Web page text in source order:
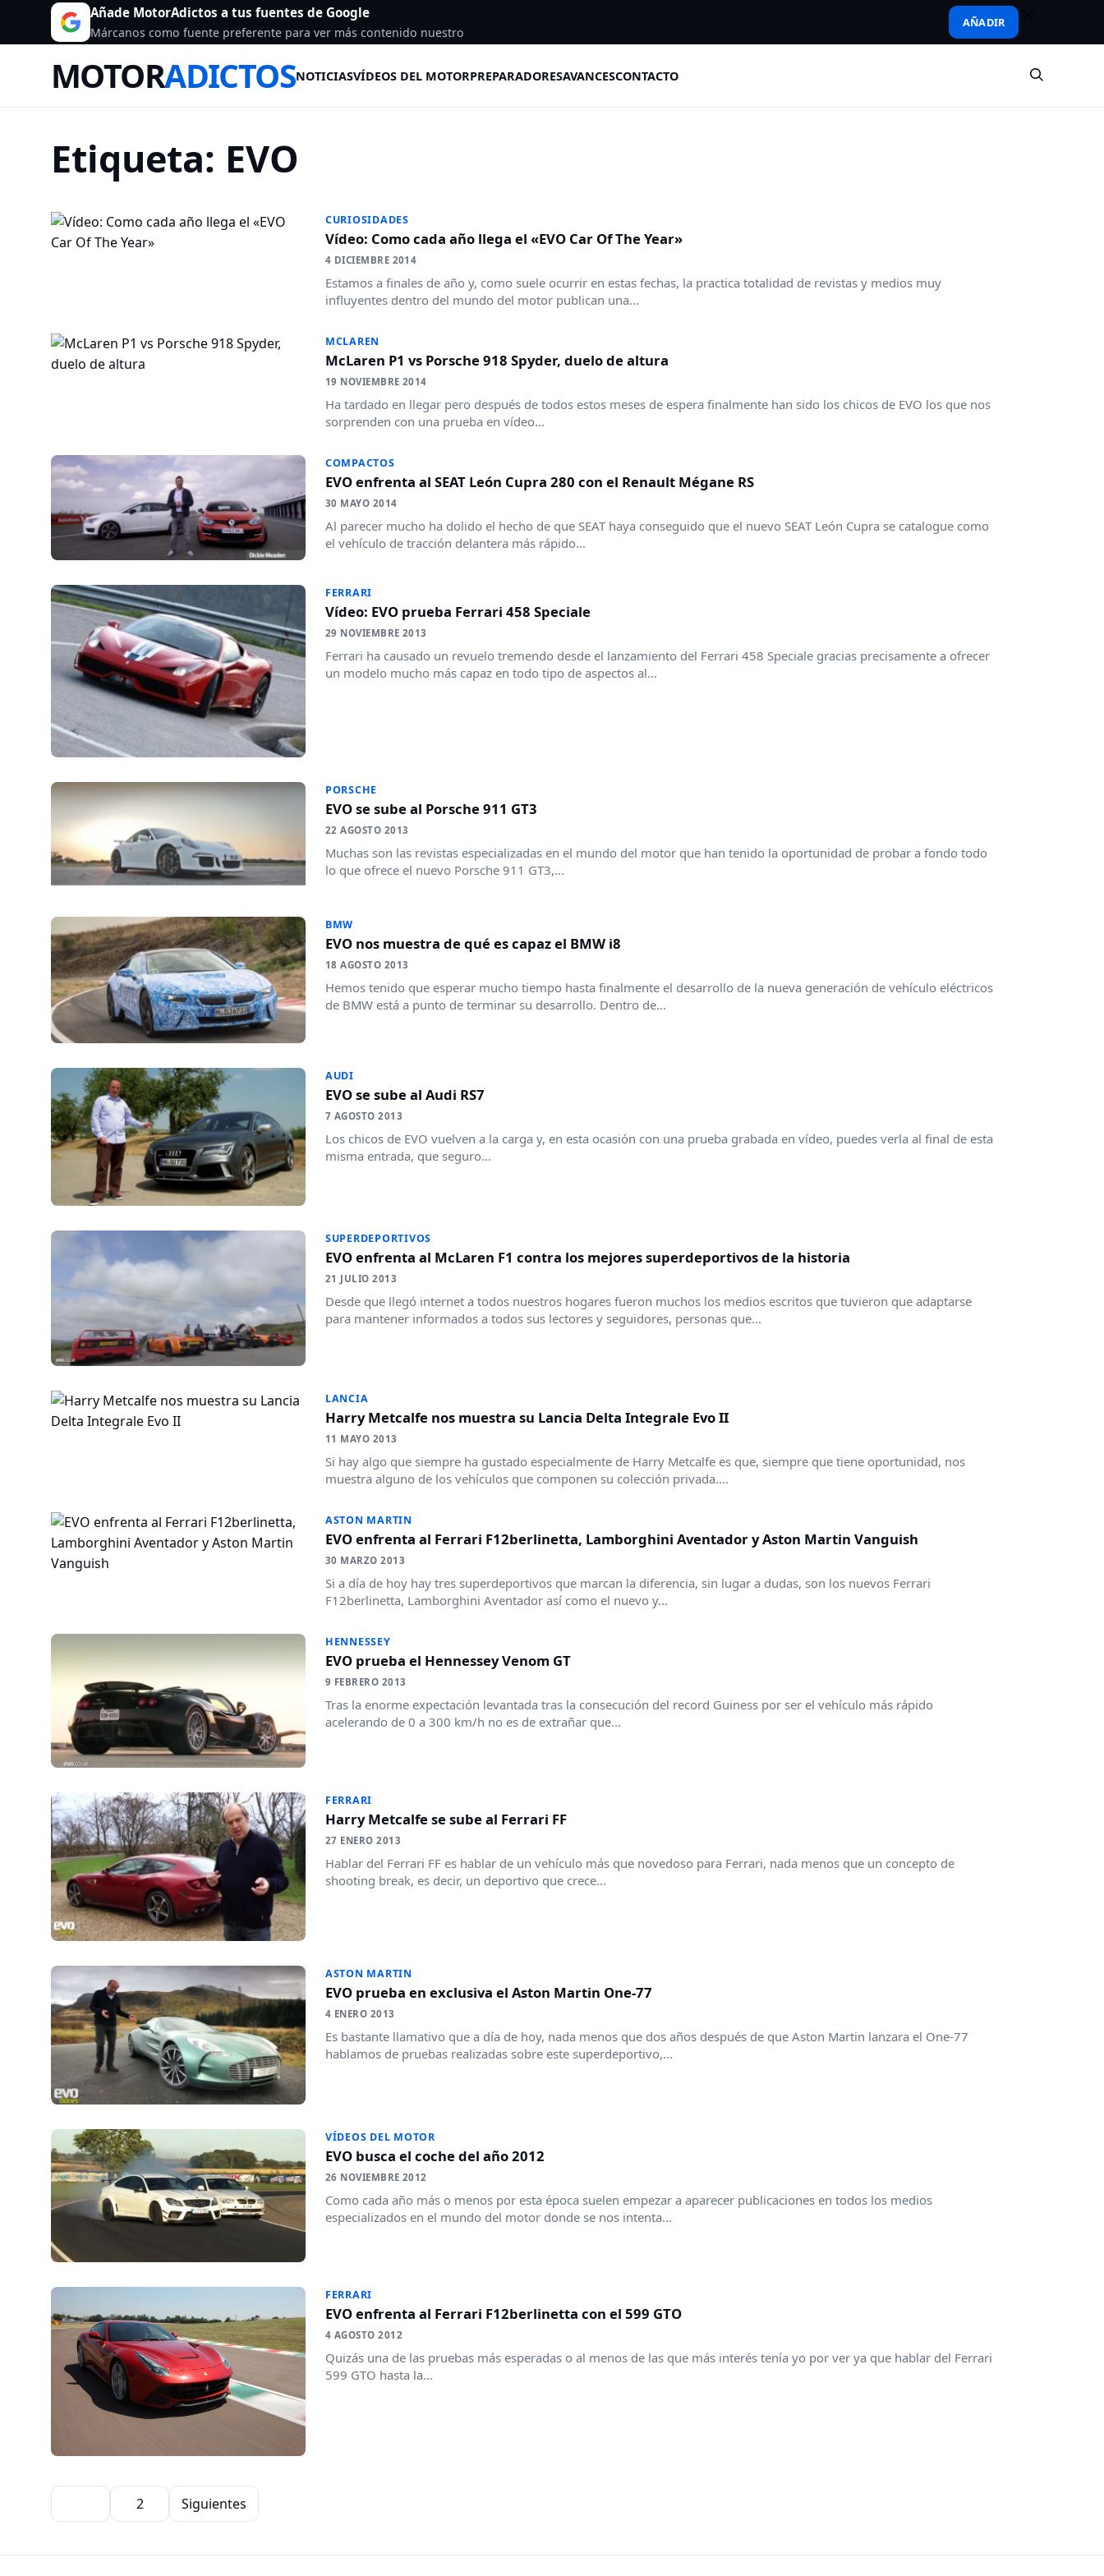
Añade MotorAdictos a tus fuentes de Google
Márcanos como fuente preferente para ver más contenido nuestro
AÑADIR
MOTORADICTOSNOTICIASVÍDEOS DEL MOTORPREPARADORESAVANCESCONTACTO
Etiqueta: EVO
CURIOSIDADES
Vídeo: Como cada año llega el «EVO Car Of The Year»
4 DICIEMBRE 2014
Estamos a finales de año y, como suele ocurrir en estas fechas, la practica totalidad de revistas y medios muy
influyentes dentro del mundo del motor publican una...
MCLAREN
McLaren P1 vs Porsche 918 Spyder, duelo de altura
19 NOVIEMBRE 2014
Ha tardado en llegar pero después de todos estos meses de espera finalmente han sido los chicos de EVO los que nos
sorprenden con una prueba en vídeo...
COMPACTOS
EVO enfrenta al SEAT León Cupra 280 con el Renault Mégane RS
30 MAYO 2014
Al parecer mucho ha dolido el hecho de que SEAT haya conseguido que el nuevo SEAT León Cupra se catalogue como
el vehículo de tracción delantera más rápido...
FERRARI
Vídeo: EVO prueba Ferrari 458 Speciale
29 NOVIEMBRE 2013
Ferrari ha causado un revuelo tremendo desde el lanzamiento del Ferrari 458 Speciale gracias precisamente a ofrecer
un modelo mucho más capaz en todo tipo de aspectos al...
PORSCHE
EVO se sube al Porsche 911 GT3
22 AGOSTO 2013
Muchas son las revistas especializadas en el mundo del motor que han tenido la oportunidad de probar a fondo todo
lo que ofrece el nuevo Porsche 911 GT3,...
BMW
EVO nos muestra de qué es capaz el BMW i8
18 AGOSTO 2013
Hemos tenido que esperar mucho tiempo hasta finalmente el desarrollo de la nueva generación de vehículo eléctricos
de BMW está a punto de terminar su desarrollo. Dentro de...
AUDI
EVO se sube al Audi RS7
7 AGOSTO 2013
Los chicos de EVO vuelven a la carga y, en esta ocasión con una prueba grabada en vídeo, puedes verla al final de esta
misma entrada, que seguro...
SUPERDEPORTIVOS
EVO enfrenta al McLaren F1 contra los mejores superdeportivos de la historia
21 JULIO 2013
Desde que llegó internet a todos nuestros hogares fueron muchos los medios escritos que tuvieron que adaptarse
para mantener informados a todos sus lectores y seguidores, personas que...
LANCIA
Harry Metcalfe nos muestra su Lancia Delta Integrale Evo II
11 MAYO 2013
Si hay algo que siempre ha gustado especialmente de Harry Metcalfe es que, siempre que tiene oportunidad, nos
muestra alguno de los vehículos que componen su colección privada....
ASTON MARTIN
EVO enfrenta al Ferrari F12berlinetta, Lamborghini Aventador y Aston Martin Vanguish
30 MARZO 2013
Si a día de hoy hay tres superdeportivos que marcan la diferencia, sin lugar a dudas, son los nuevos Ferrari
F12berlinetta, Lamborghini Aventador así como el nuevo y...
HENNESSEY
EVO prueba el Hennessey Venom GT
9 FEBRERO 2013
Tras la enorme expectación levantada tras la consecución del record Guiness por ser el vehículo más rápido
acelerando de 0 a 300 km/h no es de extrañar que...
FERRARI
Harry Metcalfe se sube al Ferrari FF
27 ENERO 2013
Hablar del Ferrari FF es hablar de un vehículo más que novedoso para Ferrari, nada menos que un concepto de
shooting break, es decir, un deportivo que crece...
ASTON MARTIN
EVO prueba en exclusiva el Aston Martin One-77
4 ENERO 2013
Es bastante llamativo que a día de hoy, nada menos que dos años después de que Aston Martin lanzara el One-77
hablamos de pruebas realizadas sobre este superdeportivo,...
VÍDEOS DEL MOTOR
EVO busca el coche del año 2012
26 NOVIEMBRE 2012
Como cada año más o menos por esta época suelen empezar a aparecer publicaciones en todos los medios
especializados en el mundo del motor donde se nos intenta...
FERRARI
EVO enfrenta al Ferrari F12berlinetta con el 599 GTO
4 AGOSTO 2012
Quizás una de las pruebas más esperadas o al menos de las que más interés tenía yo por ver ya que hablar del Ferrari
599 GTO hasta la...
Paginación de entradas
2 Siguientes